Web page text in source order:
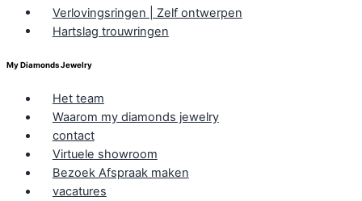
Verlovingsringen | Zelf ontwerpen
Hartslag trouwringen
My Diamonds Jewelry
Het team
Waarom my diamonds jewelry
contact
Virtuele showroom
Bezoek Afspraak maken
vacatures